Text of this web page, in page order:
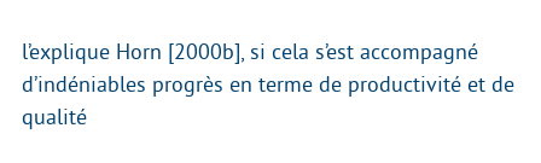
l’explique Horn [2000b], si cela s’est accompagné
d’indéniables progrès en terme de productivité et de
qualité